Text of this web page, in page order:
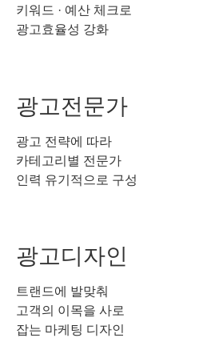
키워드 · 예산 체크로
광고효율성 강화
광고전문가
광고 전략에 따라
카테고리별 전문가
인력 유기적으로 구성
광고디자인
트랜드에 발맞춰
고객의 이목을 사로
잡는 마케팅 디자인